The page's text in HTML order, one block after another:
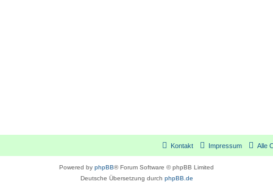
Alle
Impressum
Kontakt
Powered by phpBB® Forum Software © phpBB Limited
Deutsche Übersetzung durch phpBB.de